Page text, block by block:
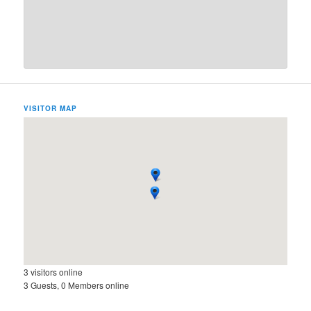
VISITOR MAP
3 visitors online
3 Guests, 0 Members online